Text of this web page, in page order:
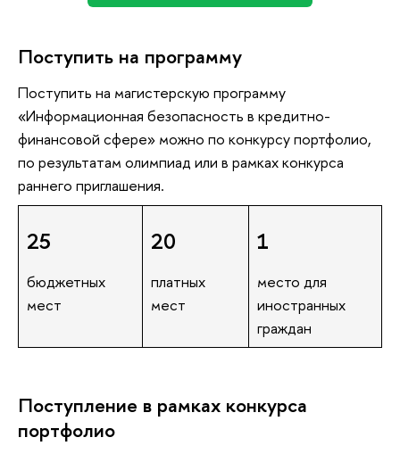
Поступить на программу
Поступить на магистерскую программу
«Информационная безопасность в кредитно-
финансовой сфере» можно по конкурсу портфолио,
по результатам олимпиад или в рамках конкурса
раннего приглашения.
25
бюджетных
мест
20
платных
мест
1
место для
иностранных
граждан
Поступление в рамках конкурса
портфолио